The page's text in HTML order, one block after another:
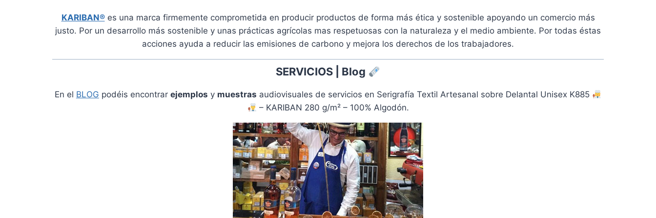
KARIBAN®es una marca firmemente comprometida en producir productos de forma más ética y sostenible apoyando un comercio más
justo. Por un desarrollo más sostenible y unas prácticas agrícolas mas respetuosas con la naturaleza y el medio ambiente. Por todas éstas
acciones ayuda a reducir las emisiones de carbono y mejora los derechos de los trabajadores.
SERVICIOS | Blog
En el BLOG podéis encontrar ejemplos y muestras audiovisuales de servicios en Serigrafía Textil Artesanal sobre Delantal Unisex K885
– KARIBAN 280 g/m² – 100% Algodón.